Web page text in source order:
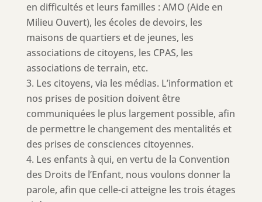
en difficultés et leurs familles : AMO (Aide en
Milieu Ouvert), les écoles de devoirs, les
maisons de quartiers et de jeunes, les
associations de citoyens, les CPAS, les
associations de terrain, etc.
Les citoyens, via les médias. L’information et
nos prises de position doivent être
communiquées le plus largement possible, afin
de permettre le changement des mentalités et
des prises de consciences citoyennes.
Les enfants à qui, en vertu de la Convention
des Droits de l’Enfant, nous voulons donner la
parole, afin que celle-ci atteigne les trois étages